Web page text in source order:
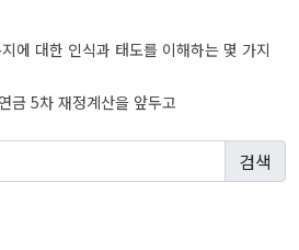
에 대한 인식과 태도를 이해하는 몇 가지
금 5차 재정계산을 앞두고